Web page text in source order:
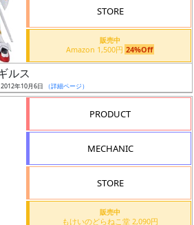
STORE
販売中
Amazon 1,500円 24%Off
ルス
年10月6日 （詳細ページ）
PRODUCT
MECHANIC
STORE
販売中
もけいのどらねこ堂 2,090円